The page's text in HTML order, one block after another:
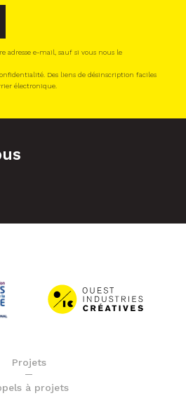
adresse e-mail, sauf si vous nous le
Des liens de désinscription faciles
électronique.
Projets
à projets